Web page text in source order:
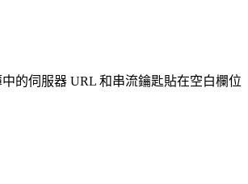
的伺服器 URL 和串流鑰匙貼在空白欄位